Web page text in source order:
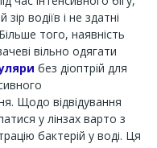
водіїв і не здатні
того, наявність
вільно одягати
без діоптрій для
Щодо відвідування
у лінзах варто з
бактерій у воді. Ця